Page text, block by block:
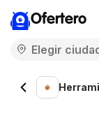
Ofertero